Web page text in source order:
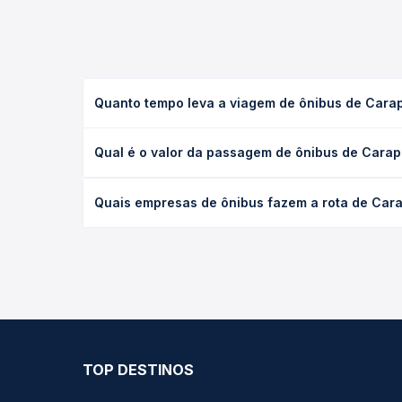
Quanto tempo leva a viagem de ônibus de
as condições de tráfego. Na Quero Passagem
Qual é o valor da passagem de ônibus de
antecedência da compra. Na Quero Passagem
Quais empresas de ônibus fazem a rota de
TOP DESTINOS